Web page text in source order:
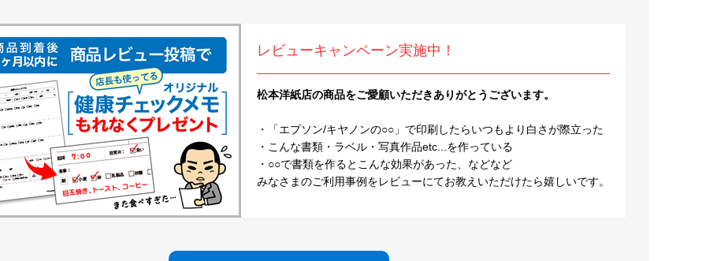
レビューキャンペーン実施中！
松本洋紙店の商品をご愛顧いただきありがとうございます。
・「エプソン/キヤノンの○○」で印刷したらいつもより白さが際立った
・こんな書類・ラベル・写真作品etc...を作っている
・○○で書類を作るとこんな効果があった、などなど
みなさまのご利用事例をレビューにてお教えいただけたら嬉しいです。